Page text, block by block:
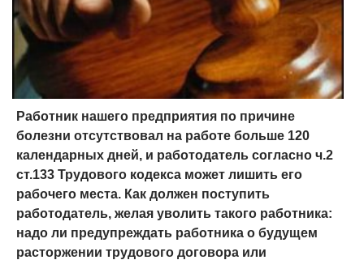
Работник нашего предприятия по причине
болезни отсутствовал на работе больше 120
календарных дней, и работодатель согласно ч.2
ст.133 Трудового кодекса может лишить его
рабочего места. Как должен поступить
работодатель, желая уволить такого работника:
надо ли предупреждать работника о будущем
расторжении трудового договора или